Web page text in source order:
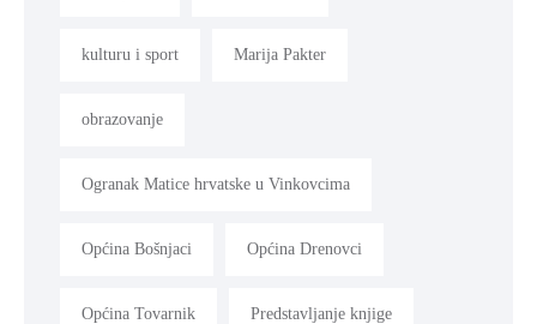
kulturu i sport Marija Pakter
obrazovanje
Ogranak Matice hrvatske u Vinkovcima
Općina Bošnjaci Općina Drenovci
Općina Tovarnik Predstavljanje knjige